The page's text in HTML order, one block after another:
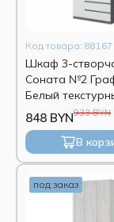
Код товара: 88167
Шкаф 3-
Соната №2
Белый
933 BYN
848 BYN
В
под заказ